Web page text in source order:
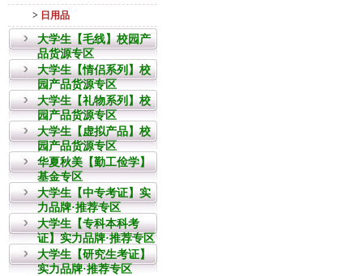
> 日用品
大学生【毛线】校园产
品货源专区
大学生【情侣系列】校
园产品货源专区
大学生【礼物系列】校
园产品货源专区
大学生【虚拟产品】校
园产品货源专区
华夏秋美【勤工俭学】
基金专区
大学生【中专考证】实
力品牌·推荐专区
大学生【专科本科考
证】实力品牌·推荐专区
大学生【研究生考证】
实力品牌·推荐专区